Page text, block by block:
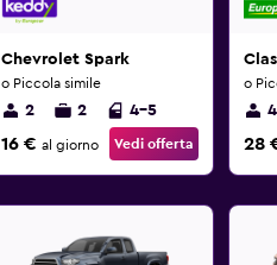
Chevrolet Spark
o Piccola simile
2 2 4-5
16 € al giorno Vedi offerta
o
4
28